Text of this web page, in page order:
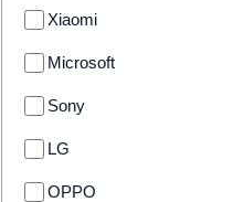
Xiaomi
Microsoft
Sony
LG
OPPO